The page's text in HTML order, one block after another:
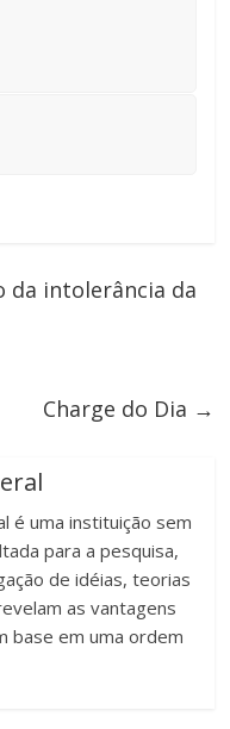
da intolerância da
Charge do Dia →
é uma instituição sem
para a pesquisa,
de idéias, teorias
as vantagens
base em uma ordem